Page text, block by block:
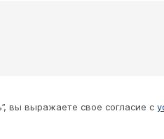
Берцовые кости
вы выражаете свое согласие с